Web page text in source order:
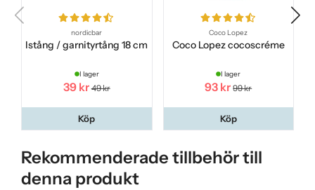
nordicbar
Istång / garnityrtång 18 cm
I lager
39 kr 49 kr
Köp
Coco Lopez
Coco Lopez cocoscréme
I lager
93 kr 99 kr
Köp
Rekommenderade tillbehör till
denna produkt